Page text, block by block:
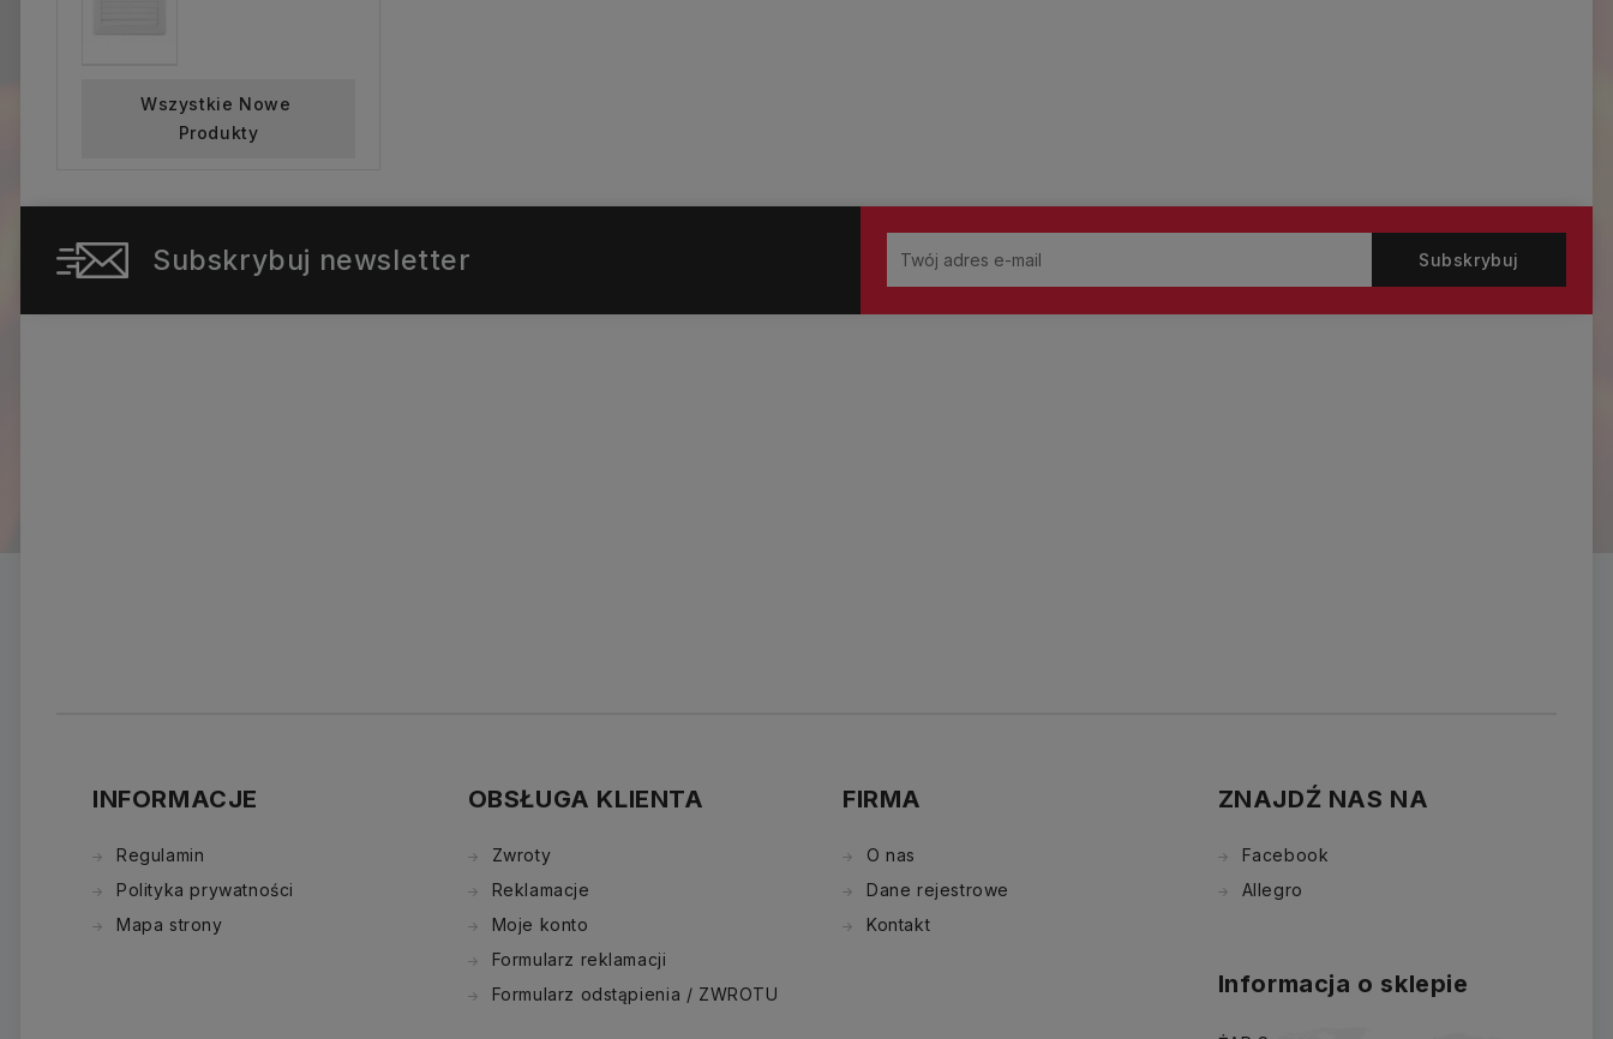
Wszystkie Nowe
Produkty
Subskrybuj newsletter
INFORMACJE
Regulamin
Polityka prywatności
Mapa strony
OBSŁUGA KLIENTA
Zwroty
Reklamacje
Moje konto
Formularz reklamacji
Formularz odstąpienia / ZWROTU
FIRMA
O nas
Dane rejestrowe
Kontakt
ZNAJDŹ NAS NA
Facebook
Allegro
Informacja o sklepie